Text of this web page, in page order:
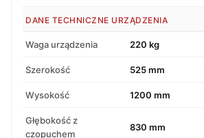
DANE TECHNICZNE URZĄDZENIA
Waga urządzenia 220 kg
Szerokość 525 mm
Wysokość 1200 mm
Głębokość z
czopuchem
830 mm